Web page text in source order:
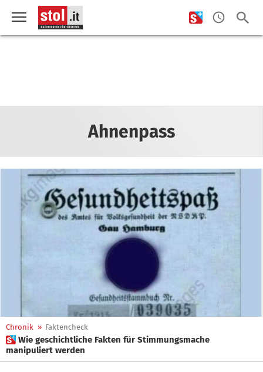
Ahnenpass
Chronik » Faktencheck
 Wie geschichtliche Fakten für Stimmungsmache
manipuliert werden